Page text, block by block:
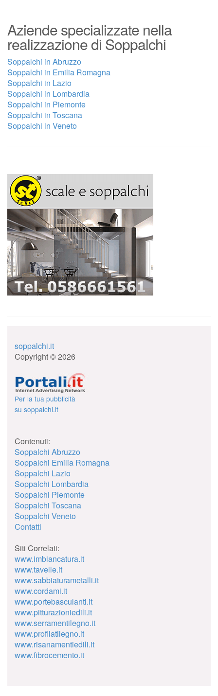
Aziende specializzate nella
realizzazione di Soppalchi
Soppalchi in Abruzzo
Soppalchi in Emilia Romagna
Soppalchi in Lazio
Soppalchi in Lombardia
Soppalchi in Piemonte
Soppalchi in Toscana
Soppalchi in Veneto
soppalchi.it
Copyright © 2026
Per la tua pubblicità
su soppalchi.it
Contenuti:
Soppalchi Abruzzo
Soppalchi Emilia Romagna
Soppalchi Lazio
Soppalchi Lombardia
Soppalchi Piemonte
Soppalchi Toscana
Soppalchi Veneto
Contatti
Siti Correlati:
www.imbiancatura.it
www.tavelle.it
www.sabbiaturametalli.it
www.cordami.it
www.portebasculanti.it
www.pitturazioniedili.it
www.serramentilegno.it
www.profilatilegno.it
www.risanamentiedili.it
www.fibrocemento.it